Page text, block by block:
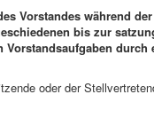
Vorstandes während
bis zur
oder der